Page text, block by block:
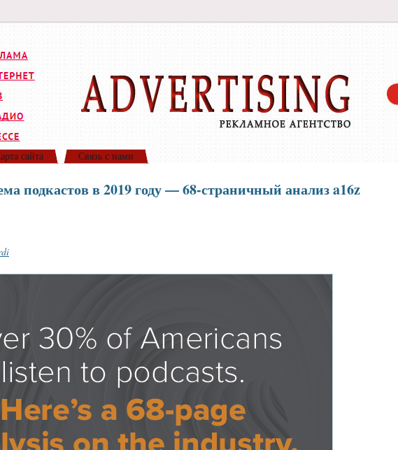
сайта Связь с нами
подкастов в 2019 году — 68-страничный анализ a16z